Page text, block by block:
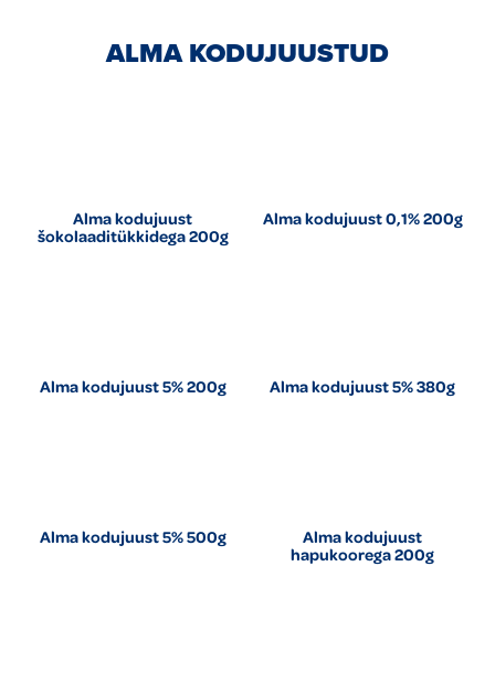
ALMA KODUJUUSTUD
Alma kodujuust
šokolaaditükkidega 200g
Alma kodujuust 0,1% 200g
Alma kodujuust 5% 200g Alma kodujuust 5% 380g
Alma kodujuust 5% 500g
Alma kodujuust
hapukoorega 200g